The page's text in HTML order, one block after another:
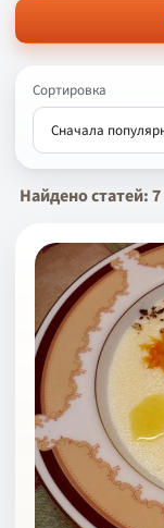
Сортировка
Найдено статей: 7